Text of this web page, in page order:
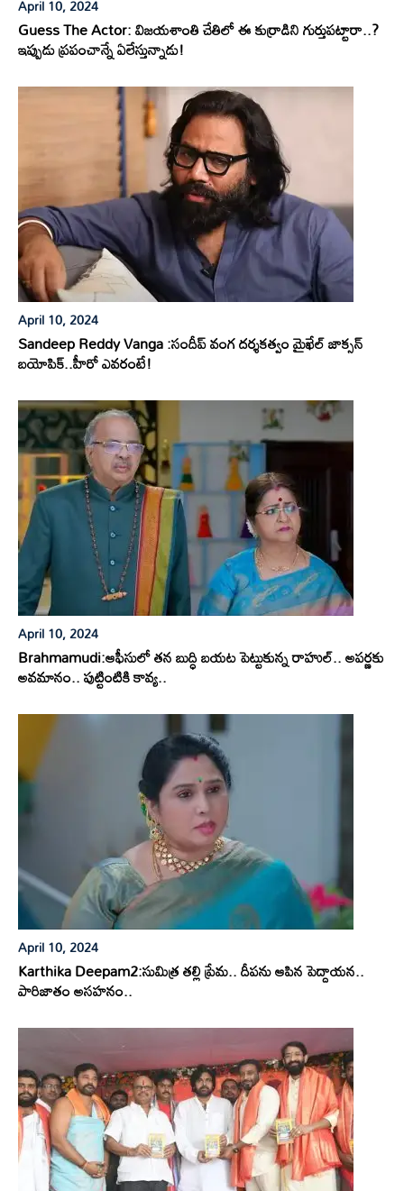
April 10, 2024
Guess The Actor: విజయశాంతి చేతిలో ఈ కుర్రాడిని గుర్తుపట్టారా..?
ఇప్పుడు ప్రపంచాన్నే ఏలేస్తున్నాడు!
April 10, 2024
Sandeep Reddy Vanga :సందీప్ వంగ దర్శకత్వం మైఖేల్ జాక్సన్
బయోపిక్..హీరో ఎవరంటే!
April 10, 2024
Brahmamudi:ఆఫీసులో తన బుద్ధి బయట పెట్టుకున్న రాహుల్.. అపర్ణకు
అవమానం.. పుట్టింటికి కావ్య..
April 10, 2024
Karthika Deepam2:సుమిత్ర తల్లి ప్రేమ.. దీపను ఆపిన పెద్దాయన..
పారిజాతం అసహనం..